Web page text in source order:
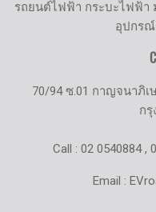
รถยนต์ไฟฟ้า กระบะไฟฟ้า
อุปกรณ์
70/94 ซ.01 กาญจนาภิ
กรุ
Call : 02 0540884 ,
Email :